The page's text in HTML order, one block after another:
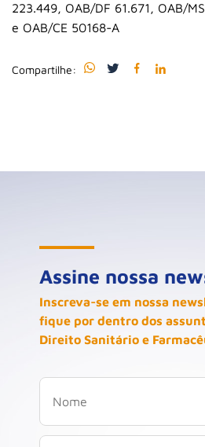
223.449, OAB/DF 61.671, OAB/
e OAB/CE 50168-A
Compartilhe:
Assine nossa
Inscreva-se em nossa
fique por dentro dos
Direito Sanitário e